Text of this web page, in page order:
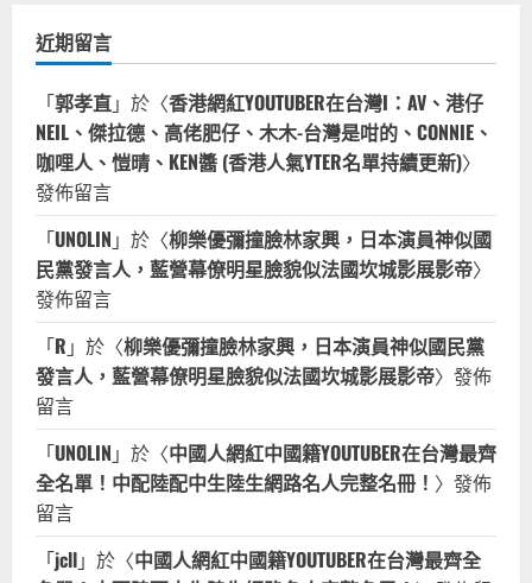
近期留言
「郭孝直」於〈香港網紅YOUTUBER在台灣I：AV、港仔
NEIL、傑拉德、高佬肥仔、木木-台灣是咁的、CONNIE、
咖哩人、愷晴、KEN醬 (香港人氣YTER名單持續更新)〉
發佈留言
「UNOLIN 」於〈柳樂優彌撞臉林家興，日本演員神似國
民黨發言人，藍營幕僚明星臉貌似法國坎城影展影帝〉
發佈留言
「R 」於〈柳樂優彌撞臉林家興，日本演員神似國民黨
發言人，藍營幕僚明星臉貌似法國坎城影展影帝〉發佈
留言
「UNOLIN 」於〈中國人網紅中國籍YOUTUBER在台灣最齊
全名單！中配陸配中生陸生網路名人完整名冊！ 〉發佈
留言
「jcll」於〈中國人網紅中國籍YOUTUBER在台灣最齊全